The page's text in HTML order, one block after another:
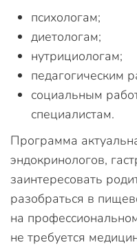
психологам;
диетологам;
нутрициологам;
педагогическим
социальным
специалистам.
Программа
эндокринологов,
заинтересовать
разобраться в
на
не требуется